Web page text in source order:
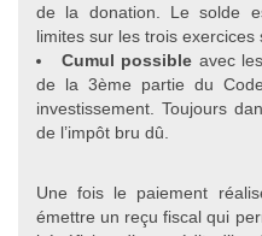
de la donation. Le solde
limites sur les trois exercices
Cumul possible avec
de la 3ème partie du
investissement. Toujours
de l’impôt bru dû.
Une fois le paiement
émettre un reçu fiscal qui